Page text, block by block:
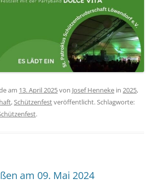
am 13. April 2025von Josef Henneke in 2025,
,Schützenfestveröffentlicht. Schlagworte:
.
am 09. Mai 2024